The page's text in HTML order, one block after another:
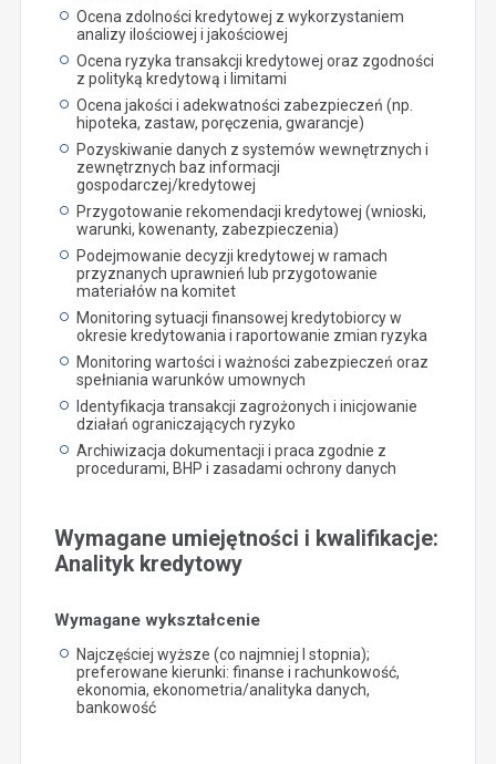
Ocena zdolności kredytowej z wykorzystaniem
analizy ilościowej i jakościowej
Ocena ryzyka transakcji kredytowej oraz zgodności
z polityką kredytową i limitami
Ocena jakości i adekwatności zabezpieczeń (np.
hipoteka, zastaw, poręczenia, gwarancje)
Pozyskiwanie danych z systemów wewnętrznych i
zewnętrznych baz informacji
gospodarczej/kredytowej
Przygotowanie rekomendacji kredytowej (wnioski,
warunki, kowenanty, zabezpieczenia)
Podejmowanie decyzji kredytowej w ramach
przyznanych uprawnień lub przygotowanie
materiałów na komitet
Monitoring sytuacji finansowej kredytobiorcy w
okresie kredytowania i raportowanie zmian ryzyka
Monitoring wartości i ważności zabezpieczeń oraz
spełniania warunków umownych
Identyfikacja transakcji zagrożonych i inicjowanie
działań ograniczających ryzyko
Archiwizacja dokumentacji i praca zgodnie z
procedurami, BHP i zasadami ochrony danych
Wymagane umiejętności i kwalifikacje:
Analityk kredytowy
Wymagane wykształcenie
Najczęściej wyższe (co najmniej I stopnia);
preferowane kierunki: finanse i rachunkowość,
ekonomia, ekonometria/analityka danych,
bankowość